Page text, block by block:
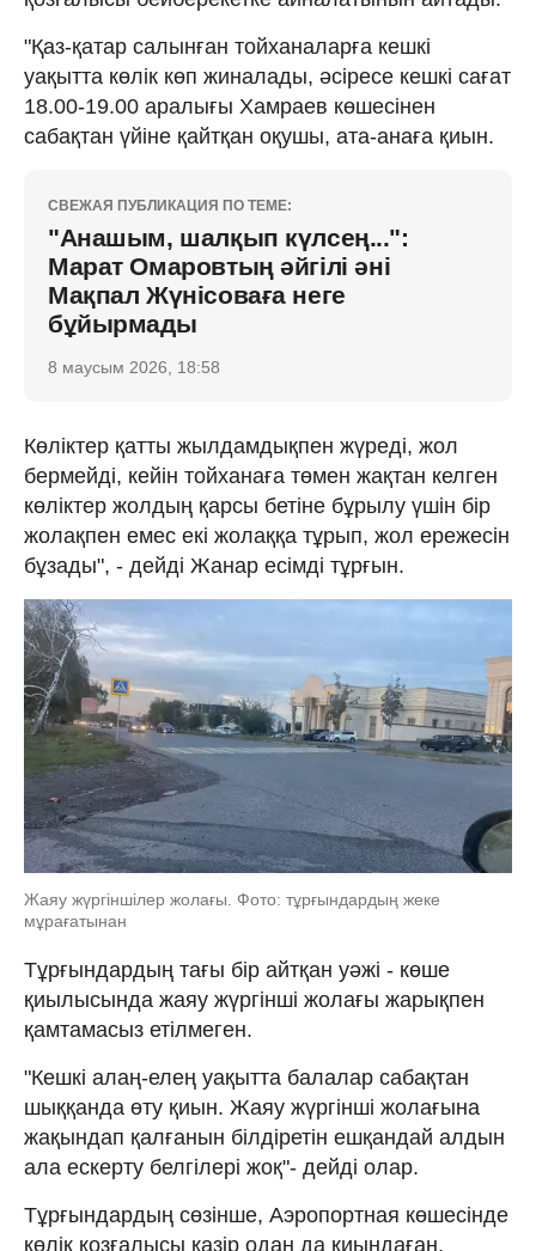
"Қаз-қатар салынған тойханаларға кешкі
уақытта көлік көп жиналады, әсіресе кешкі сағат
18.00-19.00 аралығы Хамраев көшесінен
сабақтан үйіне қайтқан оқушы, ата-анаға қиын.
СВЕЖАЯ ПУБЛИКАЦИЯ ПО ТЕМЕ:
"Анашым, шалқып күлсең...":
Марат Омаровтың әйгілі әні
Мақпал Жүнісоваға неге
бұйырмады
8 маусым 2026, 18:58
Көліктер қатты жылдамдықпен жүреді, жол
бермейді, кейін тойханаға төмен жақтан келген
көліктер жолдың қарсы бетіне бұрылу үшін бір
жолақпен емес екі жолаққа тұрып, жол ережесін
бұзады", - дейді Жанар есімді тұрғын.
Жаяу жүргіншілер жолағы. Фото: тұрғындардың жеке
мұрағатынан
Тұрғындардың тағы бір айтқан уәжі - көше
қиылысында жаяу жүргінші жолағы жарықпен
қамтамасыз етілмеген.
"Кешкі алаң-елең уақытта балалар сабақтан
шыққанда өту қиын. Жаяу жүргінші жолағына
жақындап қалғанын білдіретін ешқандай алдын
ала ескерту белгілері жоқ"- дейді олар.
Тұрғындардың сөзінше, Аэропортная көшесінде
көлік қозғалысы қазір одан да қиындаған.